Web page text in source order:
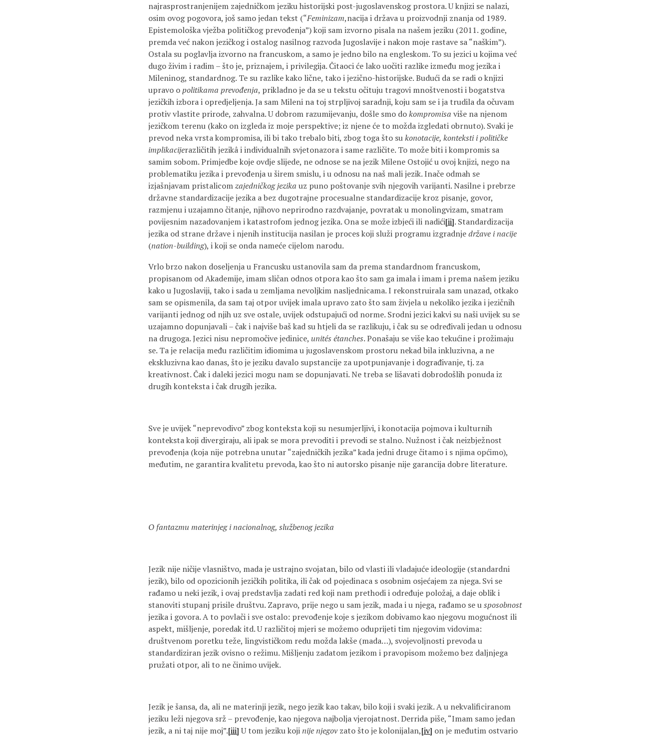
najrasprostranjenijem zajedničkom jeziku historijski post-jugoslavenskog prostora. U knjizi se nalazi,
osim ovog pogovora, još samo jedan tekst (“Feminizam,nacija i država u proizvodnji znanja od 1989.
Epistemološka vježba političkog prevođenja”) koji sam izvorno pisala na našem jeziku (2011. godine,
premda već nakon jezičkog i ostalog nasilnog razvoda Jugoslavije i nakon moje rastave sa “naškim”).
Ostala su poglavlja izvorno na francuskom, a samo je jedno bilo na engleskom. To su jezici u kojima već
dugo živim i radim – što je, priznajem, i privilegija. Čitaoci će lako uočiti razlike između mog jezika i
Mileninog, standardnog. Te su razlike kako lične, tako i jezično-historijske. Budući da se radi o knjizi
upravo opolitikama prevođenja, prikladno je da se u tekstu očituju tragovi mnoštvenosti i bogatstva
jezičkih izbora i opredjeljenja. Ja sam Mileni na toj strpljivoj saradnji, koju sam se i ja trudila da očuvam
protiv vlastite prirode, zahvalna. U dobrom razumijevanju, došle smo dokompromisa više na njenom
jezičkom terenu (kako on izgleda iz moje perspektive; iz njene će to možda izgledati obrnuto). Svaki je
prevod neka vrsta kompromisa, ili bi tako trebalo biti, zbog toga što sukonotacije, konteksti i političke
implikacijerazličitih jezikâ i individualnih svjetonazora i same različite. To može biti i kompromis sa
samim sobom. Primjedbe koje ovdje slijede, ne odnose se na jezik Milene Ostojić u ovoj knjizi, nego na
problematiku jezika i prevođenja u širem smislu, i u odnosu na naš mali jezik. Inače odmah se
izjašnjavam pristalicomzajedničkog jezika uz puno poštovanje svih njegovih varijanti. Nasilne i prebrze
državne standardizacije jezika a bez dugotrajne procesualne standardizacije kroz pisanje, govor,
razmjenu i uzajamno čitanje, njihovo neprirodno razdvajanje, povratak u monolingvizam, smatram
povijesnim nazadovanjem i katastrofom jednog jezika. Ona se može izbjeći ili nadići[ii]. Standardizacija
jezika od strane države i njenih institucija nasilan je proces koji služi programu izgradnjedržave i nacije
(nation-building), i koji se onda nameće cijelom narodu.
Vrlo brzo nakon doseljenja u Francusku ustanovila sam da prema standardnom francuskom,
propisanom od Akademije, imam sličan odnos otpora kao što sam ga imala i imam i prema našem jeziku
kako u Jugoslaviji, tako i sada u zemljama nevoljkim nasljednicama. I rekonstruirala sam unazad, otkako
sam se opismenila, da sam taj otpor uvijek imala upravo zato što sam živjela u nekoliko jezika i jezičnih
varijanti jednog od njih uz sve ostale, uvijek odstupajući od norme. Srodni jezici kakvi su naši uvijek su se
uzajamno dopunjavali – čak i najviše baš kad su htjeli da se razlikuju, i čak su se određivali jedan u odnosu
na drugoga. Jezici nisu nepromočive jedinice, unités étanches. Ponašaju se više kao tekućine i prožimaju
se. Ta je relacija među različitim idiomima u jugoslavenskom prostoru nekad bila inkluzivna, a ne
ekskluzivna kao danas, što je jeziku davalo supstancije za upotpunjavanje i dograđivanje, tj. za
kreativnost. Čak i daleki jezici mogu nam se dopunjavati. Ne treba se lišavati dobrodošlih ponuda iz
drugih konteksta i čak drugih jezika.
Sve je uvijek “neprevodivo” zbog konteksta koji su nesumjerljivi, i konotacija pojmova i kulturnih
konteksta koji divergiraju, ali ipak se mora prevoditi i prevodi se stalno. Nužnost i čak neizbježnost
prevođenja (koja nije potrebna unutar “zajedničkih jezika” kada jedni druge čitamo i s njima općimo),
međutim, ne garantira kvalitetu prevoda, kao što ni autorsko pisanje nije garancija dobre literature.
O fantazmu materinjeg i nacionalnog, službenog jezika
Jezik nije ničije vlasništvo, mada je ustrajno svojatan, bilo od vlasti ili vladajuće ideologije (standardni
jezik), bilo od opozicionih jezičkih politika, ili čak od pojedinaca s osobnim osjećajem za njega. Svi se
rađamo u neki jezik, i ovaj predstavlja zadati red koji nam prethodi i određuje položaj, a daje oblik i
stanoviti stupanj prisile društvu. Zapravo, prije nego u sam jezik, mada i u njega, rađamo se usposobnost
jezika i govora. A to povlači i sve ostalo: prevođenje koje s jezikom dobivamo kao njegovu mogućnost ili
aspekt, mišljenje, poredak itd. U različitoj mjeri se možemo oduprijeti tim njegovim vidovima:
društvenom poretku teže, lingvističkom redu možda lakše (mada…), svojevoljnosti prevoda u
standardiziran jezik ovisno o režimu. Mišljenju zadatom jezikom i pravopisom možemo bez daljnjega
pružati otpor, ali to ne činimo uvijek.
Jezik je šansa, da, ali ne materinji jezik, nego jezik kao takav, bilo koji i svaki jezik. A u nekvalificiranom
jeziku leži njegova srž – prevođenje, kao njegova najbolja vjerojatnost. Derrida piše, “Imam samo jedan
jezik, a ni taj nije moj”.[iii]U tom jeziku kojinije njegovzato što je kolonijalan,[iv] on je međutim ostvario